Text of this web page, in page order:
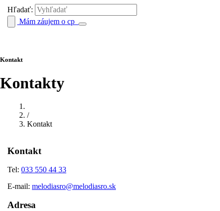
Hľadať:
Mám záujem o cp
Kontakt
Kontakty
/
Kontakt
Kontakt
Tel: 033 550 44 33
E-mail: melodiasro@melodiasro.sk
Adresa